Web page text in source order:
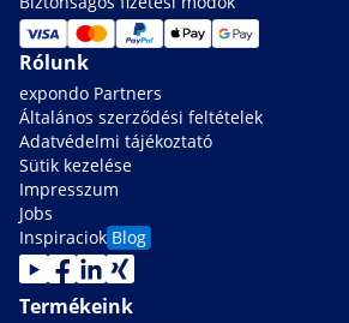
Rólunk
expondo Partners
Általános szerződési feltételek
Adatvédelmi tájékoztató
Sütik kezelése
Impresszum
Jobs
Inspiraciok Blog
Termékeink